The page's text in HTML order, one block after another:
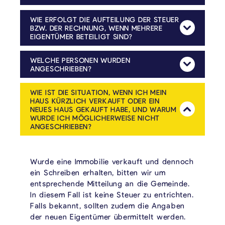
WIE ERFOLGT DIE AUFTEILUNG DER STEUER
BZW. DER RECHNUNG, WENN MEHRERE
EIGENTÜMER BETEILIGT SIND?
Mehr
WELCHE PERSONEN WURDEN
ANGESCHRIEBEN?
Mehr
WIE IST DIE SITUATION, WENN ICH MEIN
HAUS KÜRZLICH VERKAUFT ODER EIN
NEUES HAUS GEKAUFT HABE, UND WARUM
WURDE ICH MÖGLICHERWEISE NICHT
ANGESCHRIEBEN?
Mehr
Wurde eine Immobilie verkauft und dennoch
ein Schreiben erhalten, bitten wir um
entsprechende Mitteilung an die Gemeinde.
In diesem Fall ist keine Steuer zu entrichten.
Falls bekannt, sollten zudem die Angaben
der neuen Eigentümer übermittelt werden.